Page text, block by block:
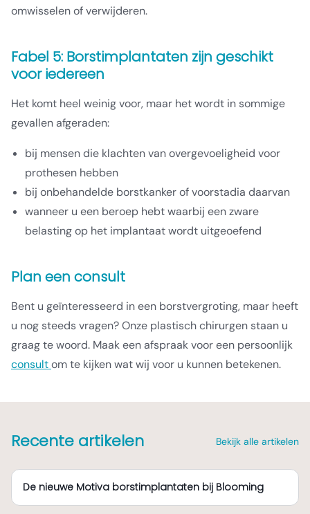
omwisselen of verwijderen.
Fabel 5: Borstimplantaten zijn geschikt
voor iedereen
Het komt heel weinig voor, maar het wordt in sommige
gevallen afgeraden:
bij mensen die klachten van overgevoeligheid voor
prothesen hebben
bij onbehandelde borstkanker of voorstadia daarvan
wanneer u een beroep hebt waarbij een zware
belasting op het implantaat wordt uitgeoefend
Plan een consult
Bent u geïnteresseerd in een borstvergroting, maar heeft
u nog steeds vragen? Onze plastisch chirurgen staan u
graag te woord. Maak een afspraak voor een persoonlijk
consultom te kijken wat wij voor u kunnen betekenen.
Recente artikelen Bekijk alle artikelen
De nieuwe Motiva borstimplantaten bij Blooming